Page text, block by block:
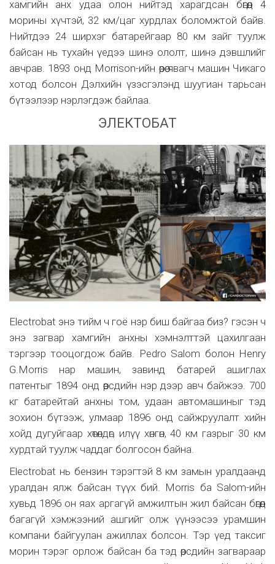
хамгийн анх удаа олон нийтэд харагдсан бөгөөд 4
морины хүчтэй, 32 км/цаг хурдлах боломжтой байв.
Нийтдээ 24 ширхэг батарейгаар 80 км зайг туулж
байсан нь тухайн үедээ шинэ ололт, шинэ дэвшлийг
авчрав. 1893 онд Morrison-ийн өөрөө явагч машин Чикаго
хотод болсон Дэлхийн үзэсгэлэнд шуугиан тарьсан
бүтээлээр нэрлэгдэж байлаа.
ЭЛЕКТОБАТ
Electrobat энэ тийм ч гоё нэр биш байгаа биз? гэсэн ч
энэ загвар хамгийн анхны хэмнэлттэй цахилгаан
тэргээр тооцогдож байв. Pedro Salom болон Henry
G.Morris нар машин, завинд батарей ашиглах
патентыг 1894 онд өөрсдийн нэр дээр авч байжээ. 700
кг батарейтай анхны том, удаан автомашиныг тэд
зохион бүтээж, улмаар 1896 онд сайжруулалт хийн
хойд дугуйгаар хөтөлдөг, илүү хөнгөн, 40 км газрыг 30 км
хурдтай туулж чаддаг болгосон байна.
Electrobat нь бензин тэрэгтэй 8 км замын уралдаанд
уралдан ялж байсан түүх бий. Morris ба Salom-ийн
хувьд 1896 он яах аргагүй амжилтын жил байсан бөгөөд
багагүй хэмжээний ашгийг олж үүнээсээ урамшин
компани байгуулан ажиллах болсон. Тэр үед таксиг
морин тэрэг орлож байсан ба тэд өөрсдийн загвараар